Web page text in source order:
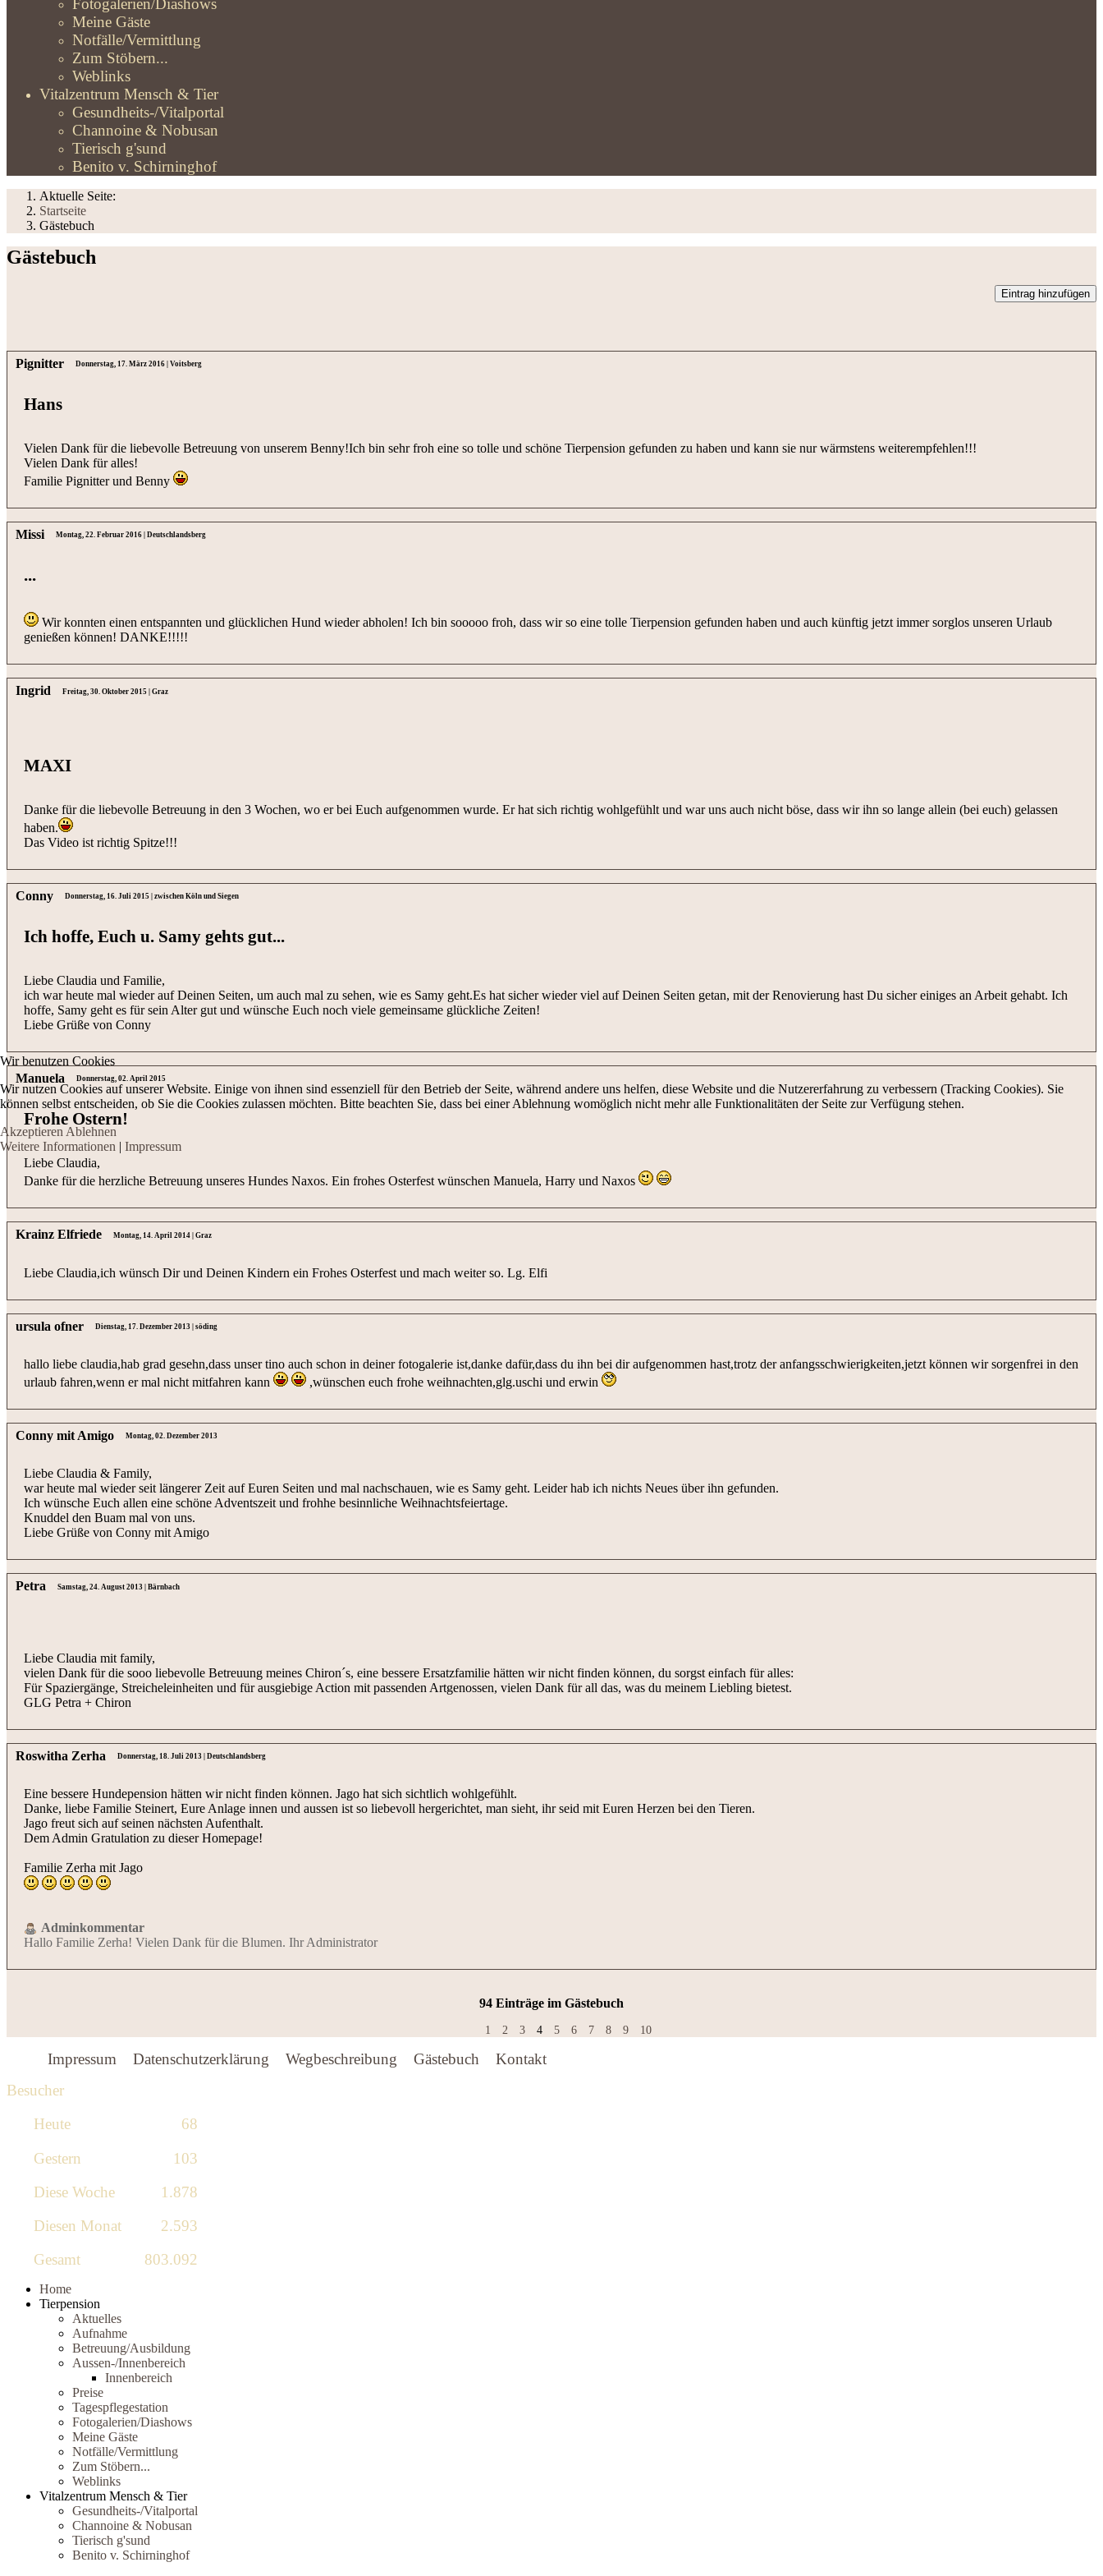
Meine Gäste
Notfälle/Vermittlung
Zum Stöbern...
Weblinks
Vitalzentrum Mensch & Tier
Gesundheits-/Vitalportal
Channoine & Nobusan
Tierisch g'sund
Benito v. Schirninghof
Aktuelle Seite:
Startseite
Gästebuch
Gästebuch
Eintrag hinzufügen
Pignitter Donnerstag, 17. März 2016 | Voitsberg
Hans
Vielen Dank für die liebevolle Betreuung von unserem Benny!Ich bin sehr froh eine so tolle und schöne Tierpension gefunden zu haben und kann sie nur wärmstens weiterempfehlen!!!
Vielen Dank für alles!
Familie Pignitter und Benny
Missi Montag, 22. Februar 2016 | Deutschlandsberg
...
Wir konnten einen entspannten und glücklichen Hund wieder abholen! Ich bin sooooo froh, dass wir so eine tolle Tierpension gefunden haben und auch künftig jetzt immer sorglos unseren Urlaub
genießen können! DANKE!!!!!
Ingrid Freitag, 30. Oktober 2015 | Graz
MAXI
Danke für die liebevolle Betreuung in den 3 Wochen, wo er bei Euch aufgenommen wurde. Er hat sich richtig wohlgefühlt und war uns auch nicht böse, dass wir ihn so lange allein (bei euch) gelassen
haben.
Das Video ist richtig Spitze!!!
Conny Donnerstag, 16. Juli 2015 | zwischen Köln und Siegen
Ich hoffe, Euch u. Samy gehts gut...
Liebe Claudia und Familie,
ich war heute mal wieder auf Deinen Seiten, um auch mal zu sehen, wie es Samy geht.Es hat sicher wieder viel auf Deinen Seiten getan, mit der Renovierung hast Du sicher einiges an Arbeit gehabt. Ich
hoffe, Samy geht es für sein Alter gut und wünsche Euch noch viele gemeinsame glückliche Zeiten!
Liebe Grüße von Conny
Manuela Donnerstag, 02. April 2015
Frohe Ostern!
Liebe Claudia,
Danke für die herzliche Betreuung unseres Hundes Naxos. Ein frohes Osterfest wünschen Manuela, Harry und Naxos
Krainz Elfriede Montag, 14. April 2014 | Graz
Liebe Claudia,ich wünsch Dir und Deinen Kindern ein Frohes Osterfest und mach weiter so. Lg. Elfi
ursula ofner Dienstag, 17. Dezember 2013 | söding
hallo liebe claudia,hab grad gesehn,dass unser tino auch schon in deiner fotogalerie ist,danke dafür,dass du ihn bei dir aufgenommen hast,trotz der anfangsschwierigkeiten,jetzt können wir sorgenfrei in den
urlaub fahren,wenn er mal nicht mitfahren kann
,wünschen euch frohe weihnachten,glg.uschi und erwin
Conny mit Amigo Montag, 02. Dezember 2013
Liebe Claudia & Family,
war heute mal wieder seit längerer Zeit auf Euren Seiten und mal nachschauen, wie es Samy geht. Leider hab ich nichts Neues über ihn gefunden.
Ich wünsche Euch allen eine schöne Adventszeit und frohhe besinnliche Weihnachtsfeiertage.
Knuddel den Buam mal von uns.
Liebe Grüße von Conny mit Amigo
Petra Samstag, 24. August 2013 | Bärnbach
Liebe Claudia mit family,
vielen Dank für die sooo liebevolle Betreuung meines Chiron´s, eine bessere Ersatzfamilie hätten wir nicht finden können, du sorgst einfach für alles:
Für Spaziergänge, Streicheleinheiten und für ausgiebige Action mit passenden Artgenossen, vielen Dank für all das, was du meinem Liebling bietest.
GLG Petra + Chiron
Roswitha Zerha Donnerstag, 18. Juli 2013 | Deutschlandsberg
Eine bessere Hundepension hätten wir nicht finden können. Jago hat sich sichtlich wohlgefühlt.
Danke, liebe Familie Steinert, Eure Anlage innen und aussen ist so liebevoll hergerichtet, man sieht, ihr seid mit Euren Herzen bei den Tieren.
Jago freut sich auf seinen nächsten Aufenthalt.
Dem Admin Gratulation zu dieser Homepage!
Familie Zerha mit Jago
Adminkommentar
Hallo Familie Zerha! Vielen Dank für die Blumen. Ihr Administrator
94 Einträge im Gästebuch
1 2 3 4 5 6 7 8 9 10
Impressum Datenschutzerklärung Wegbeschreibung Gästebuch
Kontakt
Besucher
Heute
68
Gestern
103
Diese Woche
1.878
Diesen Monat
2.593
Gesamt
803.092
Home
Tierpension
Aktuelles
Aufnahme
Betreuung/Ausbildung
Aussen-/Innenbereich
Innenbereich
Preise
Tagespflegestation
Fotogalerien/Diashows
Meine Gäste
Notfälle/Vermittlung
Zum Stöbern...
Weblinks
Vitalzentrum Mensch & Tier
Gesundheits-/Vitalportal
Channoine & Nobusan
Tierisch g'sund
Benito v. Schirninghof
Wir benutzen Cookies
Wir nutzen Cookies auf unserer Website. Einige von ihnen sind essenziell für den Betrieb der Seite, während andere uns helfen, diese Website und die Nutzererfahrung zu verbessern (Tracking Cookies). Sie
können selbst entscheiden, ob Sie die Cookies zulassen möchten. Bitte beachten Sie, dass bei einer Ablehnung womöglich nicht mehr alle Funktionalitäten der Seite zur Verfügung stehen.
Akzeptieren Ablehnen
Weitere Informationen | Impressum